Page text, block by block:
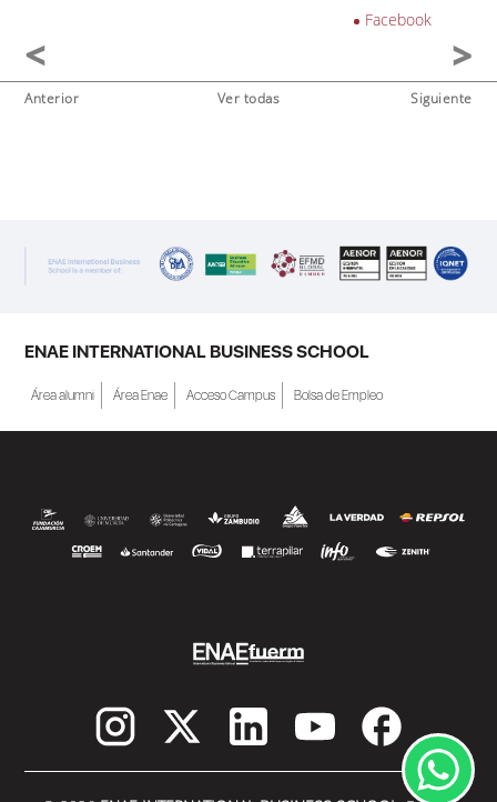
Facebook
Anterior Ver todas Siguiente
ENAE INTERNATIONAL BUSINESS SCHOOL
Área alumni Área Enae Acceso Campus Bolsa de Empleo